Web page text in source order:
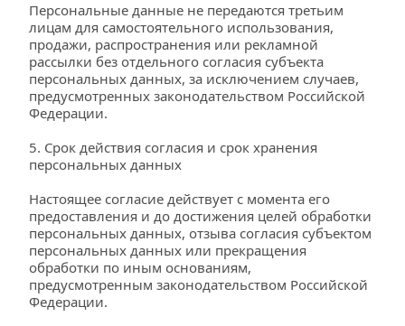
Персональные данные не передаются третьим
лицам для самостоятельного использования,
продажи, распространения или рекламной
рассылки без отдельного согласия субъекта
персональных данных, за исключением случаев,
предусмотренных законодательством Российской
Федерации.
5. Срок действия согласия и срок хранения
персональных данных
Настоящее согласие действует с момента его
предоставления и до достижения целей обработки
персональных данных, отзыва согласия субъектом
персональных данных или прекращения
обработки по иным основаниям,
предусмотренным законодательством Российской
Федерации.